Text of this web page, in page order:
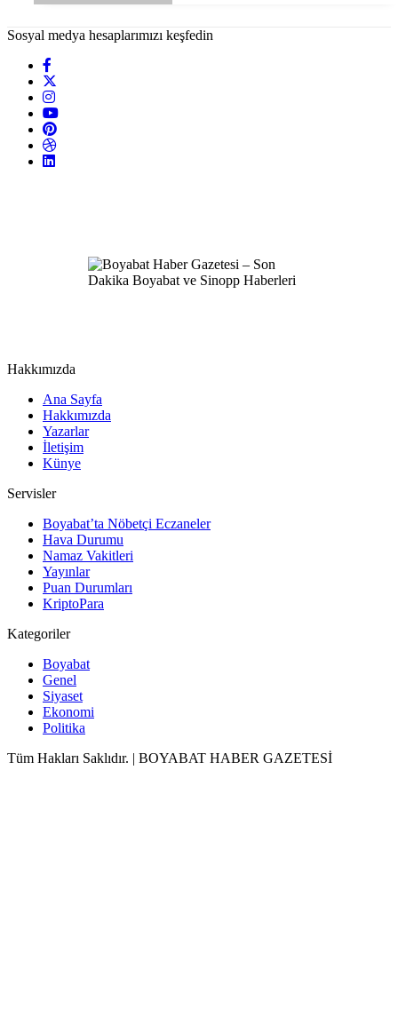
Sosyal medya hesaplarımızı keşfedin
Hakkımızda
Ana Sayfa
Hakkımızda
Yazarlar
İletişim
Künye
Servisler
Boyabat’ta Nöbetçi Eczaneler
Hava Durumu
Namaz Vakitleri
Yayınlar
Puan Durumları
KriptoPara
Kategoriler
Boyabat
Genel
Siyaset
Ekonomi
Politika
Tüm Hakları Saklıdır. | BOYABAT HABER GAZETESİ